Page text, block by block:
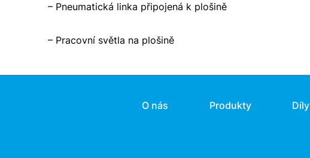
– Pneumatická linka připojená k plošině
– Pracovní světla na plošině
O nás Produkty Díly